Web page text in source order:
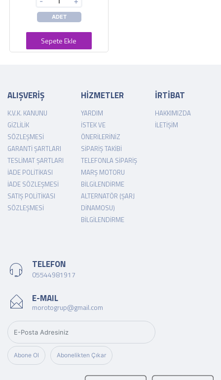
ADET
Sepete Ekle
ALIŞVERİŞ
K.V.K. KANUNU
GIZLILIK
SÖZLEŞMESI
GARANTI ŞARTLARI
TESLIMAT ŞARTLARI
İADE POLITIKASI
İADE SÖZLEŞMESI
SATIŞ POLITIKASI
SÖZLEŞMESI
HİZMETLER
YARDIM
İSTEK VE
ÖNERILERINIZ
SIPARIŞ TAKIBI
TELEFONLA SIPARIŞ
MARŞ MOTORU
BILGILENDIRME
ALTERNATÖR (ŞARJ
DINAMOSU)
BILGILENDIRME
İRTİBAT
HAKKIMIZDA
İLETIŞIM
TELEFON
05544981917
E-MAIL
morotogrup@gmail.com
Abone Ol Abonelikten Çıkar